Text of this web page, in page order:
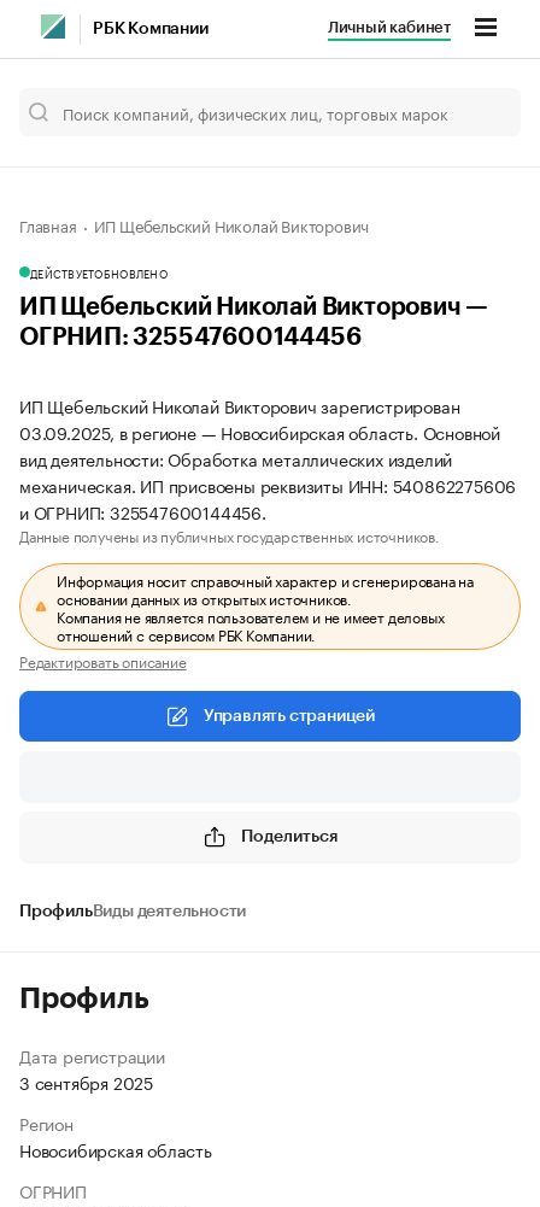
РБК Компании Личный кабинет
Главная ИП Щебельский Николай Викторович
ДЕЙСТВУЕТОБНОВЛЕНО
ИП Щебельский Николай Викторович —
ОГРНИП: 325547600144456
ИП Щебельский Николай Викторович зарегистрирован
03.09.2025, в регионе — Новосибирская область. Основной
вид деятельности: Обработка металлических изделий
механическая. ИП присвоены реквизиты ИНН: 540862275606
и ОГРНИП: 325547600144456.
Данные получены из публичных государственных источников.
Информация носит справочный характер и сгенерирована на
основании данных из открытых источников.
Компания не является пользователем и не имеет деловых
отношений с сервисом РБК Компании.
Редактировать описание
Управлять страницей
Поделиться
ПрофильВиды деятельности
Профиль
Дата регистрации
3 сентября 2025
Регион
Новосибирская область
ОГРНИП